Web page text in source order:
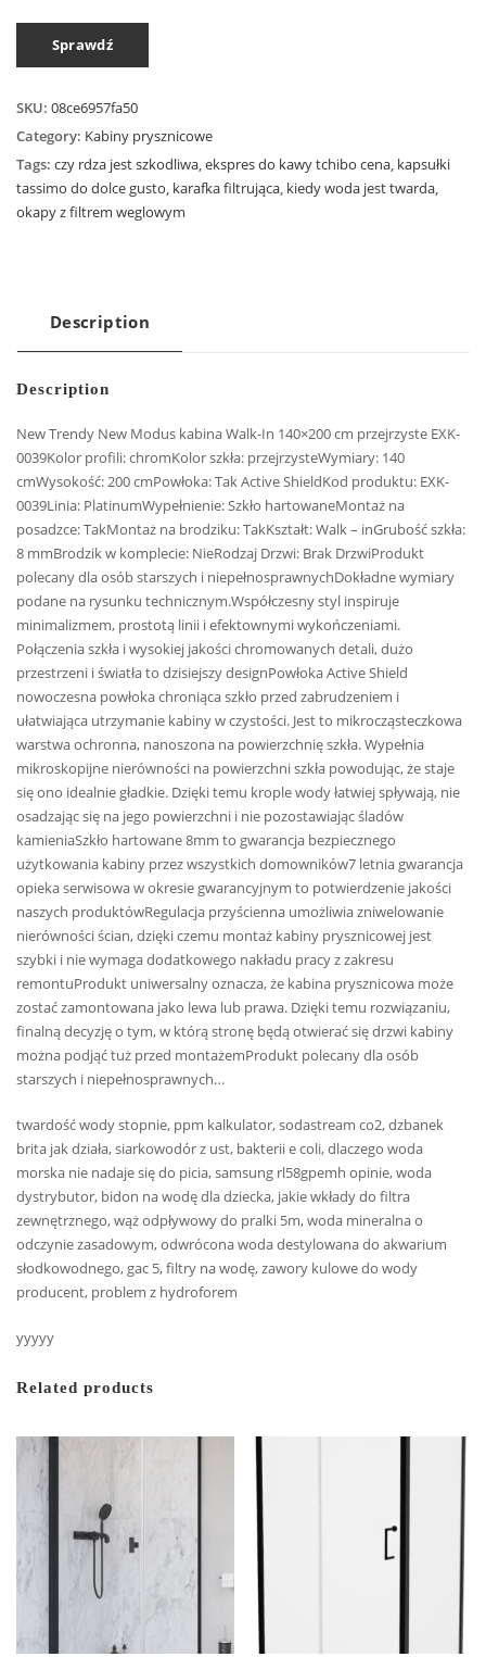
Sprawdź
SKU: 08ce6957fa50
Category: Kabiny prysznicowe
Tags: czy rdza jest szkodliwa,ekspres do kawy tchibo cena, kapsułki
tassimo do dolce gusto, karafka filtrująca, kiedy woda jest twarda,
okapy z filtrem weglowym
Description
Description
New Trendy New Modus kabina Walk-In 140×200 cm przejrzyste EXK-
0039Kolor profili: chromKolor szkła: przejrzysteWymiary: 140
cmWysokość: 200 cmPowłoka: Tak Active ShieldKod produktu: EXK-
0039Linia: PlatinumWypełnienie: Szkło hartowaneMontaż na
posadzce: TakMontaż na brodziku: TakKształt: Walk – inGrubość szkła:
8 mmBrodzik w komplecie: NieRodzaj Drzwi: Brak DrzwiProdukt
polecany dla osób starszych i niepełnosprawnychDokładne wymiary
podane na rysunku technicznym.Współczesny styl inspiruje
minimalizmem, prostotą linii i efektownymi wykończeniami.
Połączenia szkła i wysokiej jakości chromowanych detali, dużo
przestrzeni i światła to dzisiejszy designPowłoka Active Shield
nowoczesna powłoka chroniąca szkło przed zabrudzeniem i
ułatwiająca utrzymanie kabiny w czystości. Jest to mikrocząsteczkowa
warstwa ochronna, nanoszona na powierzchnię szkła. Wypełnia
mikroskopijne nierówności na powierzchni szkła powodując, że staje
się ono idealnie gładkie. Dzięki temu krople wody łatwiej spływają, nie
osadzając się na jego powierzchni i nie pozostawiając śladów
kamieniaSzkło hartowane 8mm to gwarancja bezpiecznego
użytkowania kabiny przez wszystkich domowników7 letnia gwarancja
opieka serwisowa w okresie gwarancyjnym to potwierdzenie jakości
naszych produktówRegulacja przyścienna umożliwia zniwelowanie
nierówności ścian, dzięki czemu montaż kabiny prysznicowej jest
szybki i nie wymaga dodatkowego nakładu pracy z zakresu
remontuProdukt uniwersalny oznacza, że kabina prysznicowa może
zostać zamontowana jako lewa lub prawa. Dzięki temu rozwiązaniu,
finalną decyzję o tym, w którą stronę będą otwierać się drzwi kabiny
można podjąć tuż przed montażemProdukt polecany dla osób
starszych i niepełnosprawnych…
twardość wody stopnie, ppm kalkulator, sodastream co2, dzbanek
brita jak działa, siarkowodór z ust, bakterii e coli, dlaczego woda
morska nie nadaje się do picia, samsung rl58gpemh opinie, woda
dystrybutor, bidon na wodę dla dziecka, jakie wkłady do filtra
zewnętrznego, wąż odpływowy do pralki 5m, woda mineralna o
odczynie zasadowym, odwrócona woda destylowana do akwarium
słodkowodnego, gac 5, filtry na wodę, zawory kulowe do wody
producent, problem z hydroforem
yyyyy
Related products